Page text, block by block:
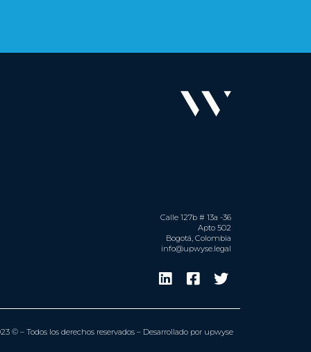
Calle 127b # 13a -36
Apto 502
Bogotá, Colombia
info@upwyse.legal
© – Todos los derechos reservados – Desarrollado por upwyse